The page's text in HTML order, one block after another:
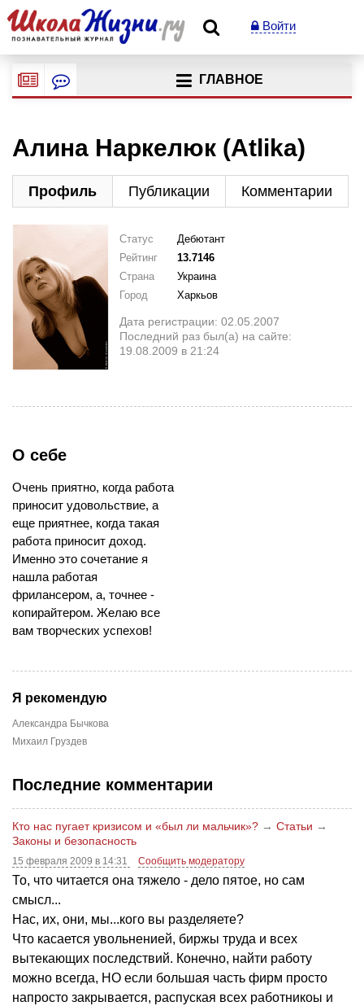
Войти
ГЛАВНОЕ
Алина Наркелюк (Atlika)
Профиль Публикации Комментарии
Статус
Дебютант
Рейтинг
13.7146
Страна
Украина
Город
Харкьов
Дата регистрации: 02.05.2007
Последний раз был(а) на сайте:
19.08.2009 в 21:24
О себе
Очень приятно, когда работа
приносит удовольствие, а
еще приятнее, когда такая
работа приносит доход.
Именно это сочетание я
нашла работая
фрилансером, а, точнее -
копирайтером. Желаю все
вам творческих успехов!
Я рекомендую
Александра Бычкова
Михаил Груздев
Последние комментарии
Кто нас пугает кризисом и «был ли мальчик»? → Статьи →
Законы и безопасность
15 февраля 2009 в 14:31 Сообщить модератору
То, что читается она тяжело - дело пятое, но сам
смысл...
Нас, их, они, мы...кого вы разделяете?
Что касается увольненией, биржы труда и всех
вытекающих последствий. Конечно, найти работу
можно всегда, НО если большая часть фирм просто
напросто закрывается, распуская всех работникоы и